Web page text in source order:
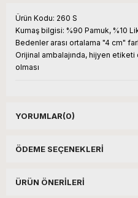
Ürün Kodu: 260 S
Kumaş bilgisi: %90 Pamuk, %10
Bedenler arası ortalama "4 cm"
Orijinal ambalajında, hijyen etiketi
olması
YORUMLAR(0)
ÖDEME SEÇENEKLERI
ÜRÜN ÖNERILERI